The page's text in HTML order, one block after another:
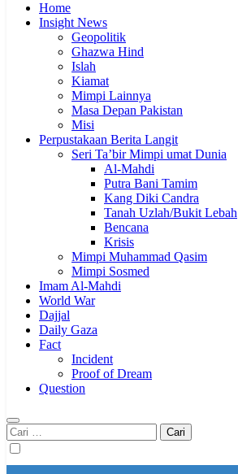
Home
Insight News
Geopolitik
Ghazwa Hind
Islah
Kiamat
Mimpi Lainnya
Masa Depan Pakistan
Misi
Perpustakaan Berita Langit
Seri Ta’bir Mimpi umat Dunia
Al-Mahdi
Putra Bani Tamim
Kang Diki Candra
Tanah Uzlah/Bukit Lebah
Bencana
Krisis
Mimpi Muhammad Qasim
Mimpi Sosmed
Imam Al-Mahdi
World War
Dajjal
Daily Gaza
Fact
Incident
Proof of Dream
Question
Cari
untuk: